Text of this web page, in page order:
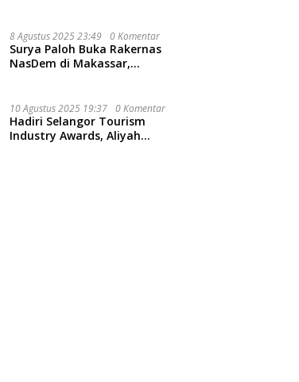
8 Agustus 2025 23:49 0 Komentar
Surya Paloh Buka Rakernas
NasDem di Makassar,
10 Agustus 2025 19:37 0 Komentar
Hadiri Selangor Tourism
Industry Awards, Aliyah